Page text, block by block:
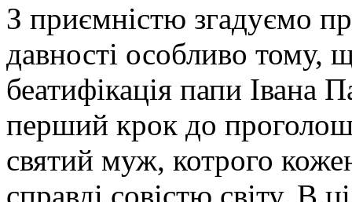
З приємністю згадуємо
давності особливо тому,
беатифікація папи Івана
перший крок до
святий муж, котрого
справді совістю світу. В